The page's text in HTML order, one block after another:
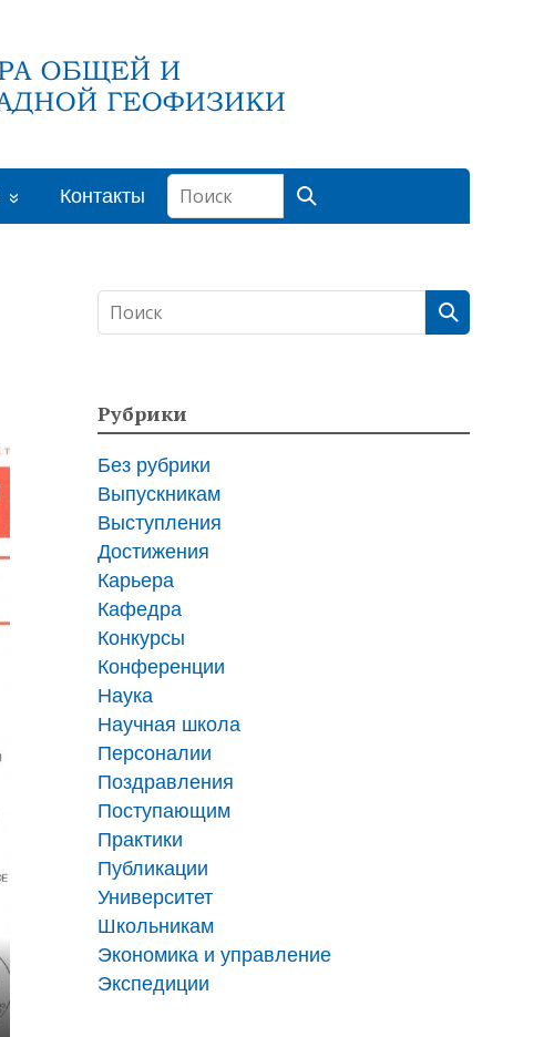
Контакты
Рубрики
Без рубрики
Выпускникам
Выступления
Достижения
Карьера
Кафедра
Конкурсы
Конференции
Наука
Научная школа
Персоналии
Поздравления
Поступающим
Практики
Публикации
Университет
Школьникам
Экономика и управление
Экспедиции